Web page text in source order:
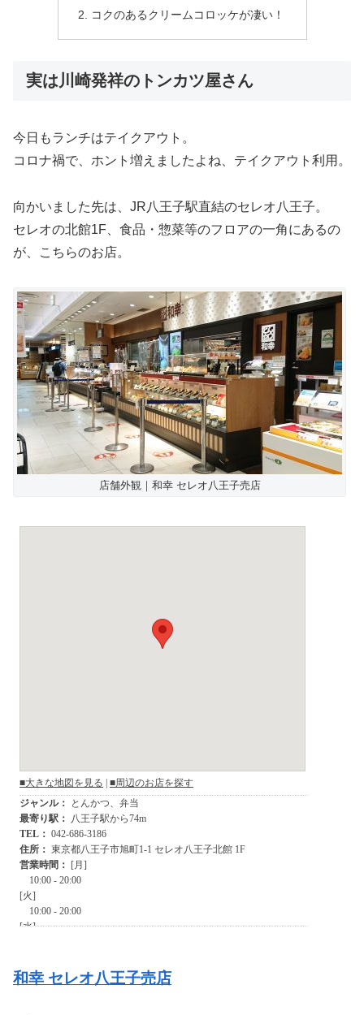
コクのあるクリームコロッケが凄い！
実は川崎発祥のトンカツ屋さん
今日もランチはテイクアウト。
コロナ禍で、ホント増えましたよね、テイクアウト利用。
向かいました先は、JR八王子駅直結のセレオ八王子。
セレオの北館1F、食品・惣菜等のフロアの一角にあるの
が、こちらのお店。
店舗外観｜和幸 セレオ八王子売店
和幸 セレオ八王子売店